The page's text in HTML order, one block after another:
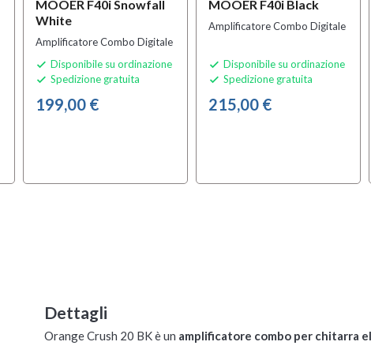
MOOER F40i Snowfall
White
Amplificatore Combo Digitale
 Disponibile su ordinazione
 Spedizione gratuita
199,00 €
MOOER F40i Black
Amplificatore Combo Digitale
 Disponibile su ordinazione
 Spedizione gratuita
215,00 €
Dettagli
Orange Crush 20 BK è un amplificatore combo per chitarra